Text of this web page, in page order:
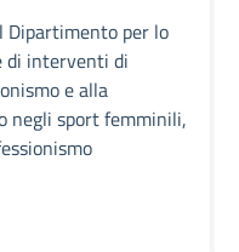
Dipartimento per lo
di interventi di
e alla
negli sport femminili,